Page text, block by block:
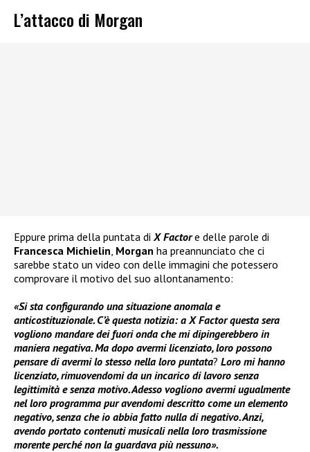
L’attacco di Morgan
Eppure prima della puntata di X Factore delle parole di
Francesca Michielin Morgan ha preannunciato che ci
sarebbe stato un video con delle immagini che potessero
comprovare il motivo del suo allontanamento:
«Si sta configurando una situazione anomala e
anticostituzionale. C’è questa notizia: a X Factor questa sera
vogliono mandare dei fuori onda che mi dipingerebbero in
maniera negativa. Ma dopo avermi licenziato, loro possono
pensare di avermi lo stesso nella loro puntata? Loro mi hanno
licenziato, rimuovendomi da un incarico di lavoro senza
legittimità e senza motivo. Adesso vogliono avermi ugualmente
nel loro programma pur avendomi descritto come un elemento
negativo, senza che io abbia fatto nulla di negativo. Anzi,
avendo portato contenuti musicali nella loro trasmissione
morente perché non la guardava più nessuno».